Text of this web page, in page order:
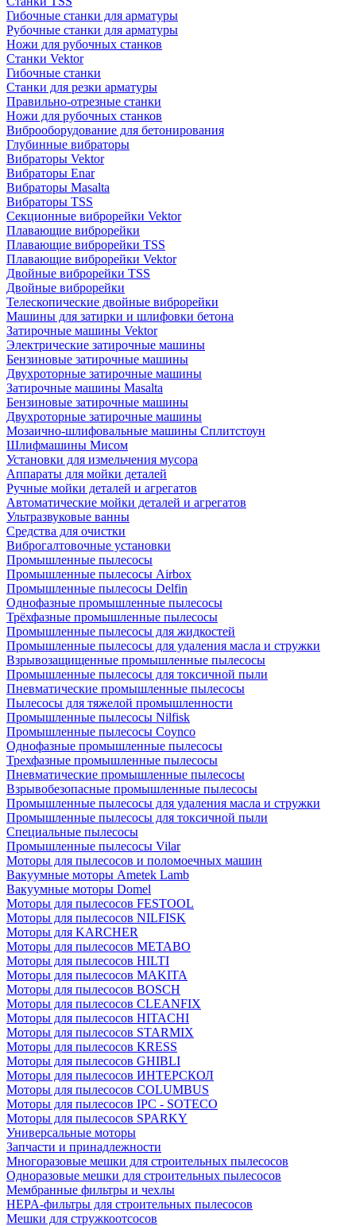
Гибочные станки для арматуры
Рубочные станки для арматуры
Ножи для рубочных станков
Станки Vektor
Гибочные станки
Станки для резки арматуры
Правильно-отрезные станки
Ножи для рубочных станков
Виброоборудование для бетонирования
Глубинные вибраторы
Вибраторы Vektor
Вибраторы Enar
Вибраторы Masalta
Вибраторы TSS
Секционные виброрейки Vektor
Плавающие виброрейки
Плавающие виброрейки TSS
Плавающие виброрейки Vektor
Двойные виброрейки TSS
Двойные виброрейки
Телескопические двойные виброрейки
Машины для затирки и шлифовки бетона
Затирочные машины Vektor
Электрические затирочные машины
Бензиновые затирочные машины
Двухроторные затирочные машины
Затирочные машины Masalta
Бензиновые затирочные машины
Двухроторные затирочные машины
Мозаично-шлифовальные машины Сплитстоун
Шлифмашины Мисом
Установки для измельчения мусора
Аппараты для мойки деталей
Ручные мойки деталей и агрегатов
Автоматические мойки деталей и агрегатов
Ультразвуковые ванны
Средства для очистки
Виброгалтовочные установки
Промышленные пылесосы
Промышленные пылесосы Airbox
Промышленные пылесосы Delfin
Однофазные промышленные пылесосы
Трёхфазные промышленные пылесосы
Промышленные пылесосы для жидкостей
Промышленные пылесосы для удаления масла и стружки
Взрывозащищенные промышленные пылесосы
Промышленные пылесосы для токсичной пыли
Пневматические промышленные пылесосы
Пылесосы для тяжелой промышленности
Промышленные пылесосы Nilfisk
Промышленные пылесосы Coynco
Однофазные промышленные пылесосы
Трехфазные промышленные пылесосы
Пневматические промышленные пылесосы
Взрывобезопасные промышленные пылесосы
Промышленные пылесосы для удаления масла и стружки
Промышленные пылесосы для токсичной пыли
Специальные пылесосы
Промышленные пылесосы Vilar
Моторы для пылесосов и поломоечных машин
Вакуумные моторы Ametek Lamb
Вакуумные моторы Domel
Моторы для пылесосов FESTOOL
Моторы для пылесосов NILFISK
Моторы для KARCHER
Моторы для пылесосов METABO
Моторы для пылесосов HILTI
Моторы для пылесосов MAKITA
Моторы для пылесосов BOSCH
Моторы для пылесосов CLEANFIX
Моторы для пылесосов HITACHI
Моторы для пылесосов STARMIX
Моторы для пылесосов KRESS
Моторы для пылесосов GHIBLI
Моторы для пылесосов ИНТЕРСКОЛ
Моторы для пылесосов COLUMBUS
Моторы для пылесосов IPC - SOTECO
Моторы для пылесосов SPARKY
Универсальные моторы
Запчасти и принадлежности
Многоразовые мешки для строительных пылесосов
Одноразовые мешки для строительных пылесосов
Мембранные фильтры и чехлы
HEPA-фильтры для строительных пылесосов
Мешки для стружкоотсосов